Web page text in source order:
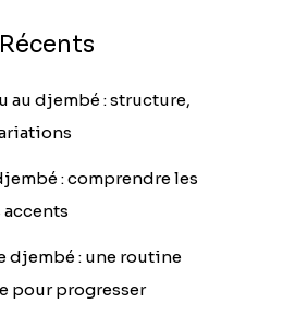
au djembé : structure,
: comprendre les
accents
djembé : une routine
pour progresser